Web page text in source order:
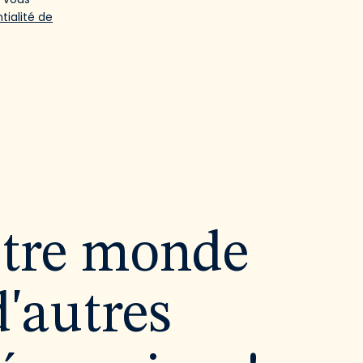
de
monde